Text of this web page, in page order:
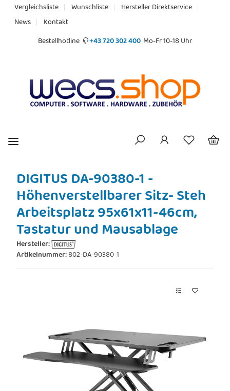
Vergleichsliste Wunschliste
Hersteller Direktservice
News
Kontakt
Bestellhotline
+43 720 302 400 Mo-Fr 10-18 Uhr
DIGITUS DA-90380-1 -
Höhenverstellbarer Sitz- Steh
Arbeitsplatz 95x61x11-46cm,
Tastatur und Mausablage
Hersteller:
Artikelnummer:802-DA-90380-1